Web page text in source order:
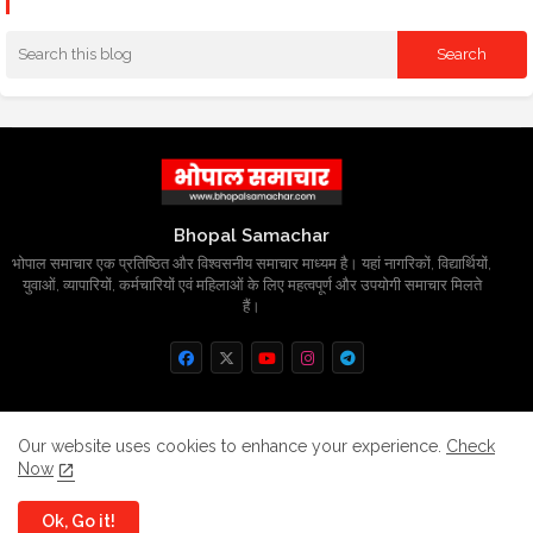
Bhopal Samachar
भोपाल समाचार एक प्रतिष्ठित और विश्वसनीय समाचार माध्यम है। यहां नागरिकों, विद्यार्थियों,
युवाओं, व्यापारियों, कर्मचारियों एवं महिलाओं के लिए महत्वपूर्ण और उपयोगी समाचार मिलते
हैं।
Home About Contact us
Privacy Policy
Our website uses cookies to enhance your experience. Check
Now
Ok, Go it!